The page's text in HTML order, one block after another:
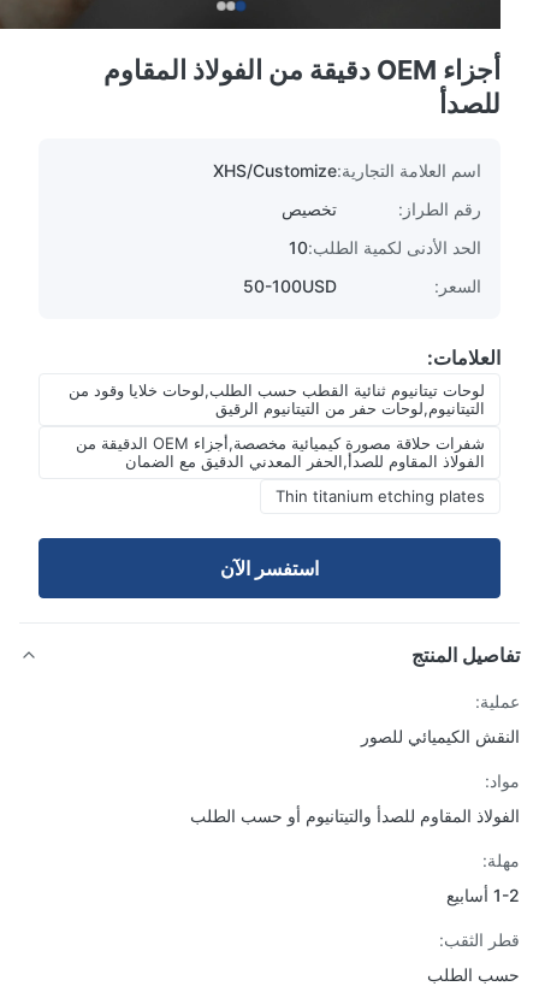
أجزاء OEM دقيقة من الفولاذ المقاوم
للصدأ
اسم العلامة التجارية:XHS/Customize
رقم الطراز:
تخصيص
الحد الأدنى لكمية الطلب:10
السعر:
50-100USD
العلامات:
لوحات تيتانيوم ثنائية القطب حسب الطلب,لوحات خلايا وقود من
التيتانيوم,لوحات حفر من التيتانيوم الرقيق
شفرات حلاقة مصورة كيميائية مخصصة,أجزاء OEM الدقيقة من
الفولاذ المقاوم للصدأ,الحفر المعدني الدقيق مع الضمان
Thin titanium etching plates
استفسر الآن
المنتج
الكيميائي للصور
المقاوم للصدأ والتيتانيوم أو حسب الطلب
الثقب:
الطلب